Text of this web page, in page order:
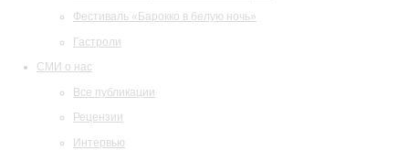
Фестиваль «Барокко в белую ночь»
Гастроли
СМИ о нас
Все публикации
Рецензии
Интервью